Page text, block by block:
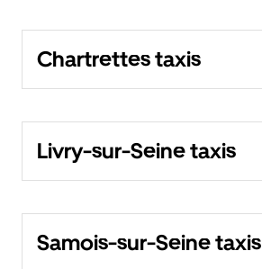
Chartrettes taxis
Livry-sur-Seine taxis
Samois-sur-Seine taxis